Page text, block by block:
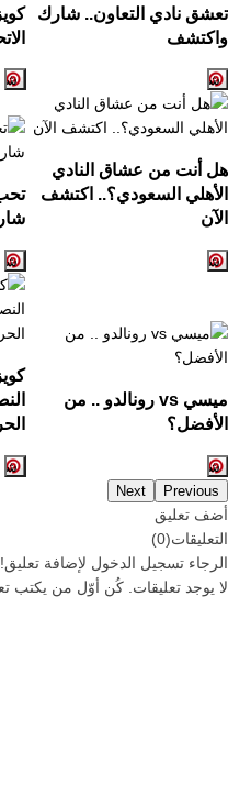
تعشق نادي التعاون.. شارك
واكتشف
هل أنت من عشاق النادي
الأهلي السعودي؟.. اكتشف
الآن
ميسي vs رونالدو .. من
الأفضل؟
Previous
Next
أضف تعليق
التعليقات(
0
)
الرجاء تسجيل الدخول لإضافة تعليق!
لا يوجد تعليقات. كُن أوّل من يكتب